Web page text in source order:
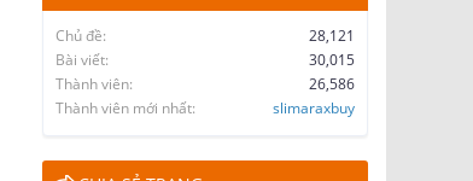
Chủ đề
28,121
Bài viết
30,015
Thành viên
26,586
Thành viên mới nhất
slimaraxbuy